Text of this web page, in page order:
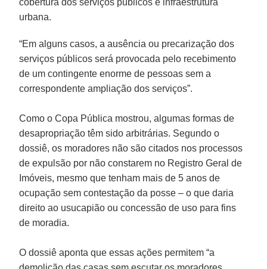
urbana.
“Em alguns casos, a ausência ou precarização dos
serviços públicos será provocada pelo recebimento
de um contingente enorme de pessoas sem a
correspondente ampliação dos serviços”.
Como o Copa Pública mostrou, algumas formas de
desapropriação têm sido arbitrárias. Segundo o
dossiê, os moradores não são citados nos processos
de expulsão por não constarem no Registro Geral de
Imóveis, mesmo que tenham mais de 5 anos de
ocupação sem contestação da posse – o que daria
direito ao usucapião ou concessão de uso para fins
de moradia.
O dossiê aponta que essas ações permitem “a